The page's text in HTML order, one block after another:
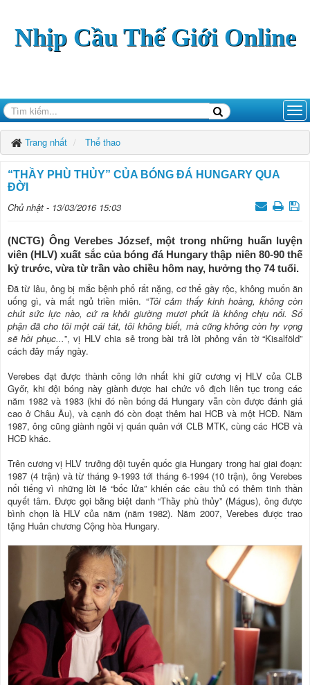
Nhịp Cầu Thế Giới Online
Trang nhất Thể thao
“THẦY PHÙ THỦY” CỦA BÓNG ĐÁ HUNGARY QUA
ĐỜI
Chủ nhật - 13/03/2016 15:03
(NCTG) Ông Verebes József, một trong những huấn luyện
viên (HLV) xuất sắc của bóng đá Hungary thập niên 80-90 thế
kỷ trước, vừa từ trần vào chiều hôm nay, hưởng thọ 74 tuổi.
Đã từ lâu, ông bị mắc bệnh phổ rất nặng, cơ thể gầy rộc, không muốn ăn
uống gì, và mất ngủ triền miên. “Tôi cảm thấy kinh hoàng, không còn
chút sức lực nào, cứ ra khỏi giường mươi phút là không chịu nổi. Số
phận đã cho tôi một cái tát, tôi không biết, mà cũng không còn hy vọng
sẽ hồi phục...”, vị HLV chia sẻ trong bài trả lời phỏng vấn tờ “Kisalföld”
cách đây mấy ngày.
Verebes đạt được thành công lớn nhất khi giữ cương vị HLV của CLB
Győr, khi đội bóng này giành được hai chức vô địch liên tục trong các
năm 1982 và 1983 (khi đó nền bóng đá Hungary vẫn còn được đánh giá
cao ở Châu Âu), và cạnh đó còn đoạt thêm hai HCB và một HCĐ. Năm
1987, ông cũng giành ngôi vị quán quân với CLB MTK, cùng các HCB và
HCĐ khác.
Trên cương vị HLV trưởng đội tuyển quốc gia Hungary trong hai giai đoạn:
1987 (4 trận) và từ tháng 9-1993 tới tháng 6-1994 (10 trận), ông Verebes
nổi tiếng vì những lời lẽ “bốc lửa” khiến các cầu thủ có thêm tinh thần
quyết tâm. Được gọi bằng biệt danh “Thầy phù thủy” (Mágus), ông được
bình chọn là HLV của năm (năm 1982). Năm 2007, Verebes được trao
tặng Huân chương Cộng hòa Hungary.